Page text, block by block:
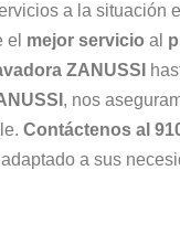
a la situación
el mejor servicio al
ZANUSSI
, nos
Contáctenos al
a sus